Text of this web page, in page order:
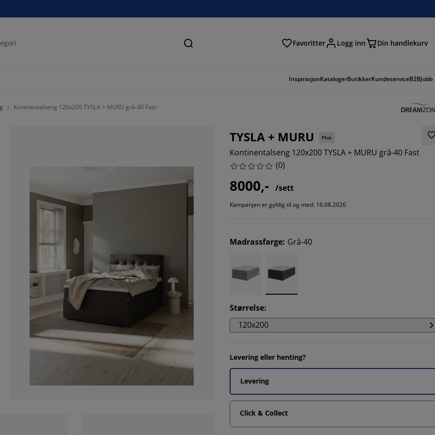
Søk Favoritter Logg inn Din handlekurv
InspirasjonKatalogerButikkerKundeserviceB2BJobb
Kontinentalseng 120x200 TYSLA + MURU grå-40 Fast
TYSLA + MURU Plus
Kontinentalseng 120x200 TYSLA + MURU grå-40 Fast
(0)
8000,- /sett
Kampanjen er gyldig til og med: 16.08.2026
Madrassfarge: Grå-40
Størrelse:
120x200
Levering eller henting?
Levering
Click & Collect